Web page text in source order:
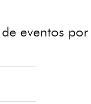
eventos por